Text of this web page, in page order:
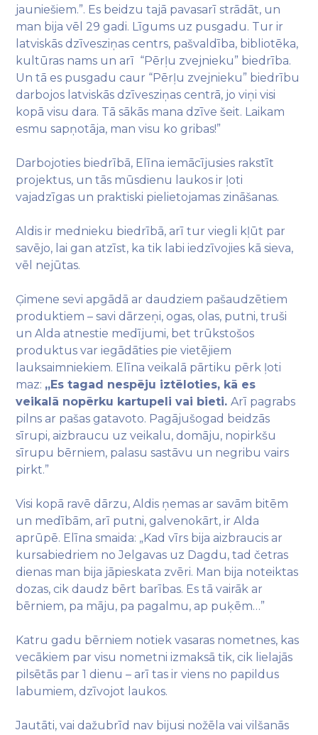
jauniešiem.”. Es beidzu tajā pavasarī strādāt, un
man bija vēl 29 gadi. Līgums uz pusgadu. Tur ir
latviskās dzīvesziņas centrs, pašvaldība, bibliotēka,
kultūras nams un arī “Pērļu zvejnieku” biedrība.
Un tā es pusgadu caur “Pērļu zvejnieku” biedrību
darbojos latviskās dzīvesziņas centrā, jo viņi visi
kopā visu dara. Tā sākās mana dzīve šeit. Laikam
esmu sapņotāja, man visu ko gribas!”
Darbojoties biedrībā, Elīna iemācījusies rakstīt
projektus, un tās mūsdienu laukos ir ļoti
vajadzīgas un praktiski pielietojamas zināšanas.
Aldis ir mednieku biedrībā, arī tur viegli kļūt par
savējo, lai gan atzīst, ka tik labi iedzīvojies kā sieva,
vēl nejūtas.
Ģimene sevi apgādā ar daudziem pašaudzētiem
produktiem – savi dārzeņi, ogas, olas, putni, truši
un Alda atnestie medījumi, bet trūkstošos
produktus var iegādāties pie vietējiem
lauksaimniekiem. Elīna veikalā pārtiku pērk ļoti
maz: „Es tagad nespēju iztēloties, kā es
veikalā nopērku kartupeli vai bieti.Arī pagrabs
pilns ar pašas gatavoto. Pagājušogad beidzās
sīrupi, aizbraucu uz veikalu, domāju, nopirkšu
sīrupu bērniem, palasu sastāvu un negribu vairs
pirkt.”
Visi kopā ravē dārzu, Aldis ņemas ar savām bitēm
un medībām, arī putni, galvenokārt, ir Alda
aprūpē. Elīna smaida: „Kad vīrs bija aizbraucis ar
kursabiedriem no Jelgavas uz Dagdu, tad četras
dienas man bija jāpieskata zvēri. Man bija noteiktas
dozas, cik daudz bērt barības. Es tā vairāk ar
bērniem, pa māju, pa pagalmu, ap puķēm…”
Katru gadu bērniem notiek vasaras nometnes, kas
vecākiem par visu nometni izmaksā tik, cik lielajās
pilsētās par 1 dienu – arī tas ir viens no papildus
labumiem, dzīvojot laukos.
Jautāti, vai dažubrīd nav bijusi nožēla vai vilšanās